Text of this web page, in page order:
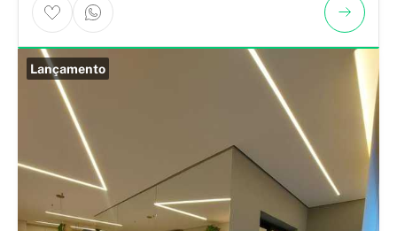
Lançamento